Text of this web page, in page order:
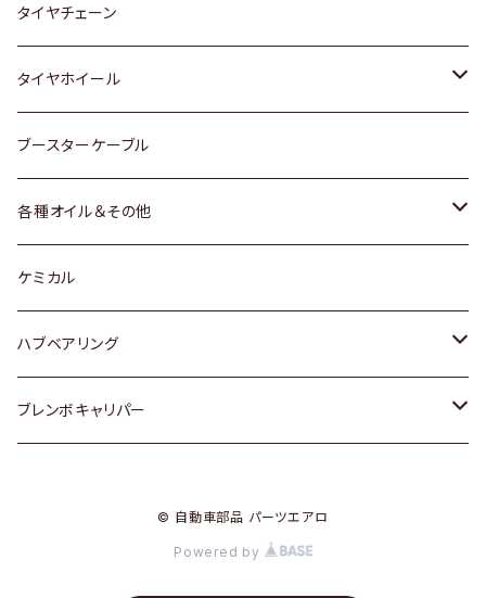
三菱
スバル
レクサス
マツダ
三菱
スバル
いすゞ
ダイハツ
マツダ
三菱
スバル
日産
ダイハツ
スバル
スズキ
日産
ダイハツ
マツダ
スズキ
日産
ダイハツ
マツダ
スバル
トヨタ
マツダ
タイヤチェーン
タイヤホイール
トヨタ
ホンダ
スズキ
日産
ダイハツ
ブースターケーブル
各種オイル＆その他
ディーデル洗浄添加剤
ケミカル
ハブベアリング
トヨタ
ブレンボキャリパー
© 自動車部品 パーツエアロ
Powered by